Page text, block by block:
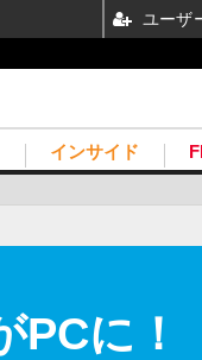
インサイド
PCに！
ユーザ